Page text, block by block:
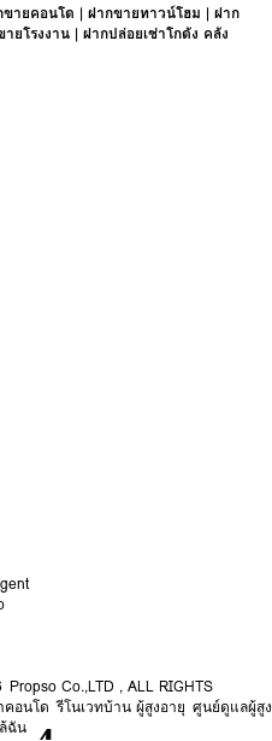
ขายคอนโด |ฝากขายทาวน์โฮม |ฝาก
ยโรงงาน |ฝากปล่อยเช่าโกดัง คลัง
Co.,LTD , ALL RIGHTS
คอนโด รีโนเวทบ้าน ผู้สูงอายุ ศูนย์ดูแลผู้สูง
ฉัน